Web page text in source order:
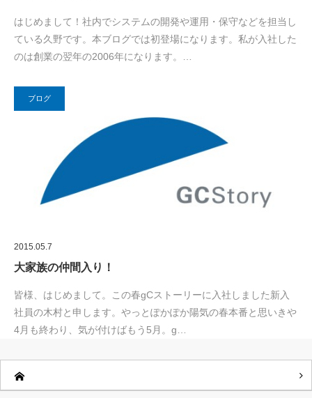
はじめまして！社内でシステムの開発や運用・保守などを担当し
ている久野です。本ブログでは初登場になります。私が入社した
のは創業の翌年の2006年になります。…
ブログ
2015.05.7
大家族の仲間入り！
皆様、はじめまして。この春gCストーリーに入社しました新入
社員の木村と申します。やっとぽかぽか陽気の春本番と思いきや
4月も終わり、気が付けばもう5月。g…